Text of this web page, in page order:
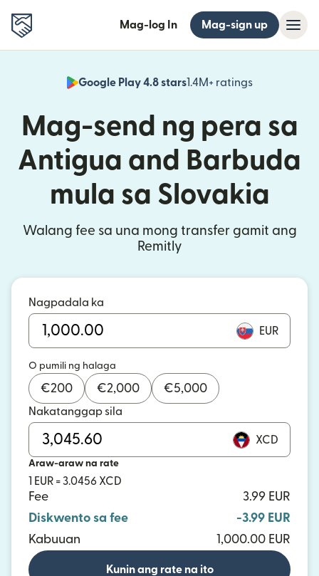
Mag-log In Mag-sign up
Google Play 4.8 stars1.4M+ ratings
(bubukas
Mag-send ng pera sa
Antigua and Barbuda
mula sa Slovakia
Walang fee sa una mong transfer gamit ang
Remitly
Nagpadala ka
EUR
O pumili ng halaga
€200 €2,000 €5,000
Nakatanggap sila
XCD
Araw-araw na rate
1 EUR = 3.0456 XCD
Fee
3.99 EUR
Diskwento sa fee
-3.99 EUR
Kabuuan
1,000.00 EUR
Kunin ang rate na ito